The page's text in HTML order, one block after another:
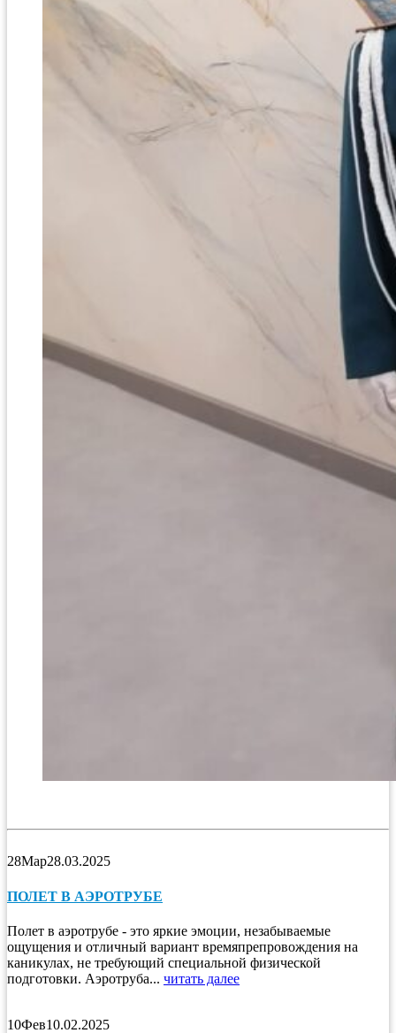
28Мар28.03.2025
ПОЛЕТ В АЭРОТРУБЕ
Полет в аэротрубе - это яркие эмоции, незабываемые
ощущения и отличный вариант времяпрепровождения на
каникулах, не требующий специальной физической
подготовки. Аэротруба... читать далее
10Фев10.02.2025